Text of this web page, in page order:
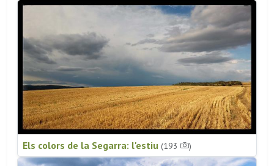
Els colors de la Segarra: l'estiu (193 )